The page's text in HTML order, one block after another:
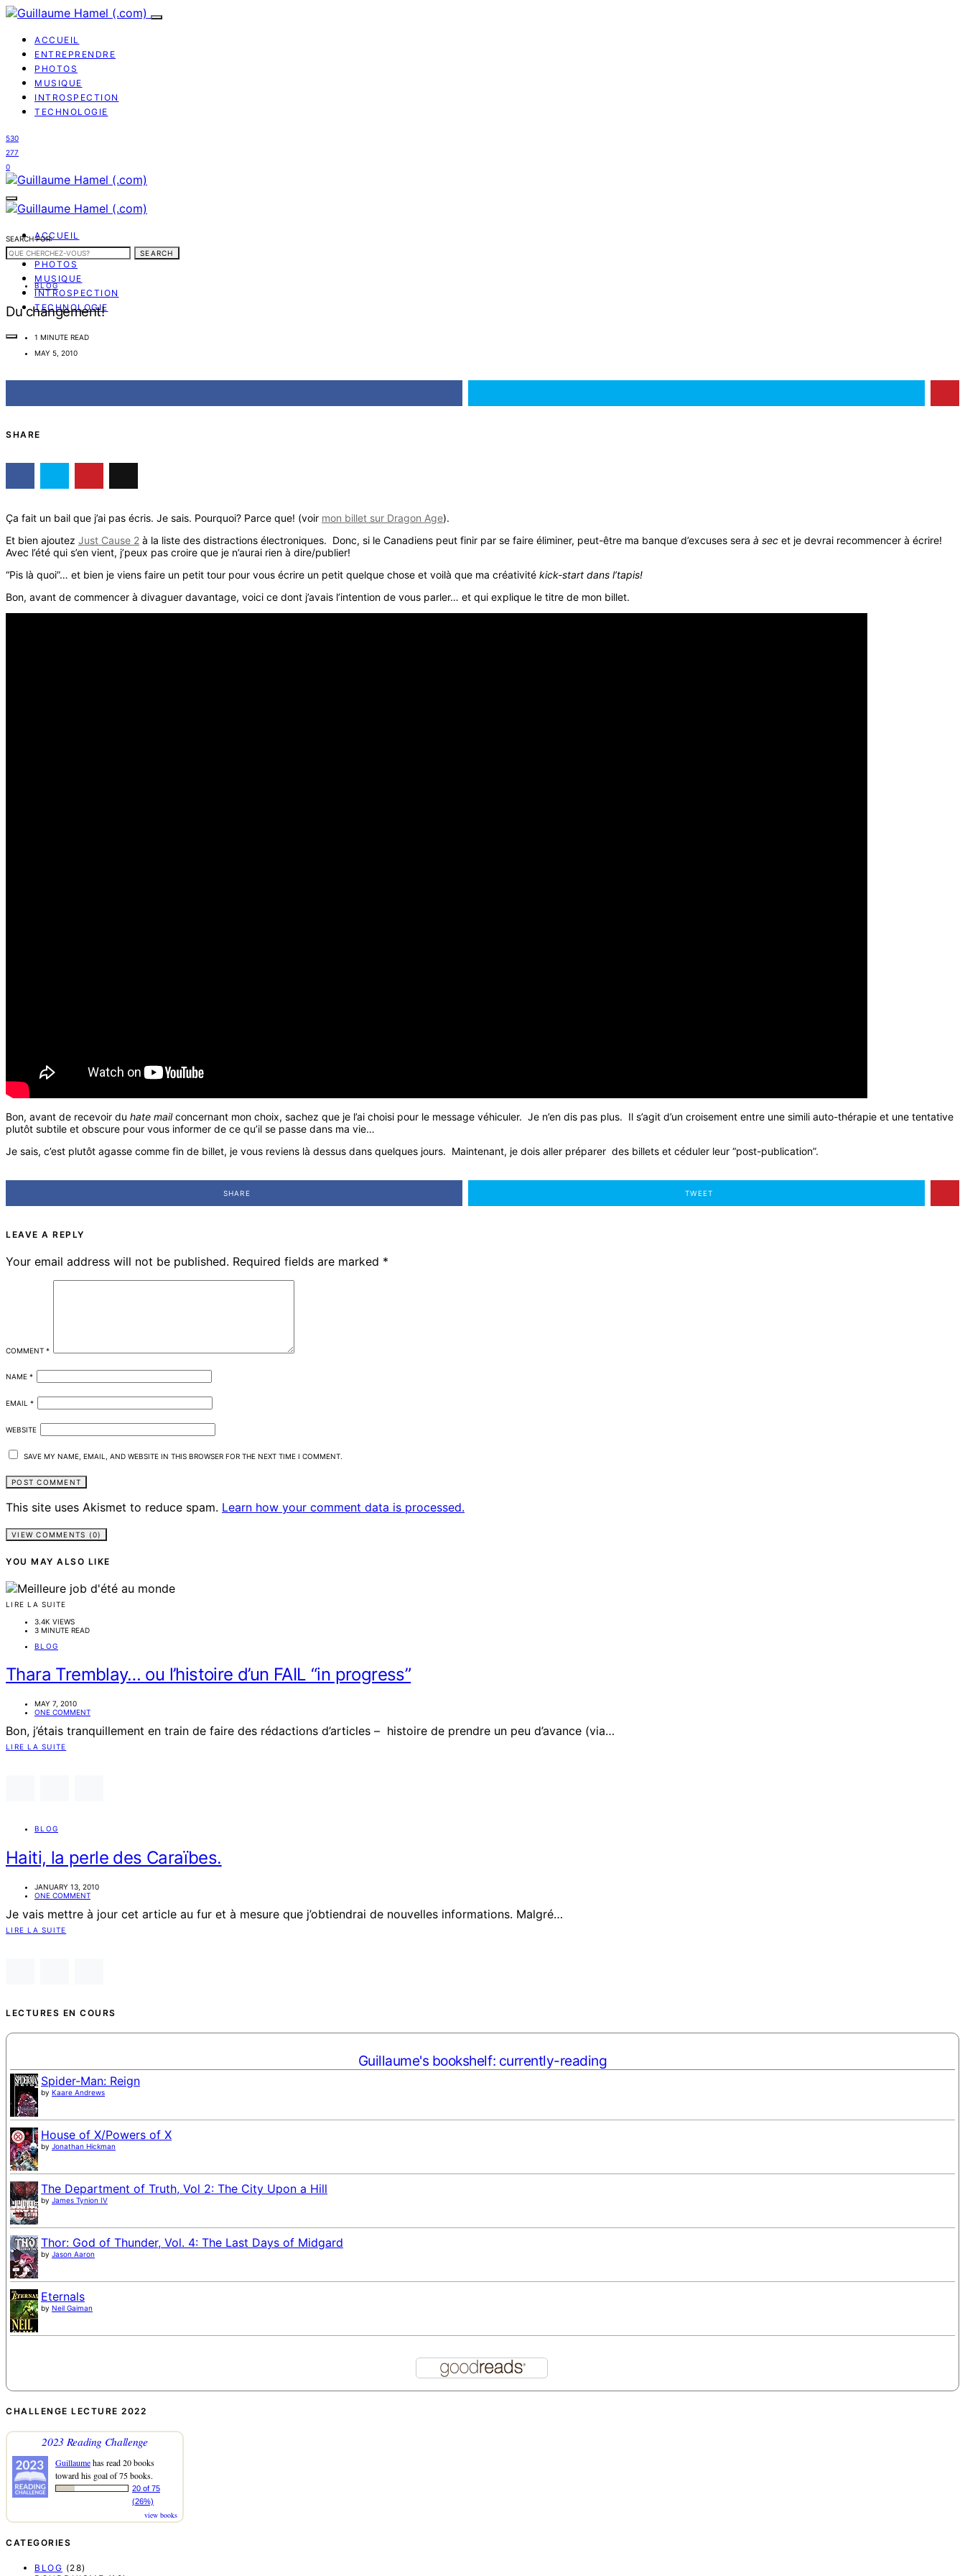
ACCUEIL
ENTREPRENDRE
PHOTOS
MUSIQUE
INTROSPECTION
TECHNOLOGIE
530
277
0
ACCUEIL
ENTREPRENDRE
PHOTOS
MUSIQUE
INTROSPECTION
TECHNOLOGIE
SEARCH FOR:
SEARCH
BLOG
Du changement!
1 MINUTE READ
MAY 5, 2010
SHARE
Ça fait un bail que j’ai pas écris. Je sais. Pourquoi? Parce que! (voir mon billet sur Dragon Age).
Et bien ajoutez Just Cause 2 à la liste des distractions électroniques. Donc, si le Canadiens peut finir par se faire éliminer, peut-être ma banque d’excuses sera à sec et je devrai recommencer à écrire!
Avec l’été qui s’en vient, j’peux pas croire que je n’aurai rien à dire/publier!
“Pis là quoi”… et bien je viens faire un petit tour pour vous écrire un petit quelque chose et voilà que ma créativité kick-start dans l’tapis!
Bon, avant de commencer à divaguer davantage, voici ce dont j’avais l’intention de vous parler… et qui explique le titre de mon billet.
Bon, avant de recevoir du hate mailconcernant mon choix, sachez que je l’ai choisi pour le message véhiculer. Je n’en dis pas plus. Il s’agit d’un croisement entre une simili auto-thérapie et une tentative
plutôt subtile et obscure pour vous informer de ce qu’il se passe dans ma vie…
Je sais, c’est plutôt agasse comme fin de billet, je vous reviens là dessus dans quelques jours. Maintenant, je dois aller préparer des billets et céduler leur “post-publication”.
SHARE TWEET
LEAVE A REPLY
Your email address will not be published. Required fields are marked *
COMMENT *
NAME *
EMAIL *
WEBSITE
SAVE MY NAME, EMAIL, AND WEBSITE IN THIS BROWSER FOR THE NEXT TIME I COMMENT.
This site uses Akismet to reduce spam. Learn how your comment data is processed.
VIEW COMMENTS (0)
YOU MAY ALSO LIKE
LIRE LA SUITE
3.4K VIEWS
3 MINUTE READ
BLOG
Thara Tremblay… ou l’histoire d’un FAIL “in progress”
MAY 7, 2010
ONE COMMENT
Bon, j’étais tranquillement en train de faire des rédactions d’articles – histoire de prendre un peu d’avance (via…
LIRE LA SUITE
BLOG
Haiti, la perle des Caraïbes.
JANUARY 13, 2010
ONE COMMENT
Je vais mettre à jour cet article au fur et à mesure que j’obtiendrai de nouvelles informations. Malgré…
LIRE LA SUITE
LECTURES EN COURS
Guillaume's bookshelf: currently-reading
Spider-Man: Reign
by Kaare Andrews
House of X/Powers of X
by Jonathan Hickman
The Department of Truth, Vol 2: The City Upon a Hill
by James Tynion IV
Thor: God of Thunder, Vol. 4: The Last Days of Midgard
by Jason Aaron
Eternals
by Neil Gaiman
CHALLENGE LECTURE 2022
2023 Reading Challenge
Guillaumehas read 20 books
toward his goal of 75 books.
20 of 75
(26%)
view books
CATEGORIES
BLOG (28)